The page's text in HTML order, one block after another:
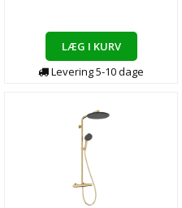
LÆG I KURV
Levering5-10dage